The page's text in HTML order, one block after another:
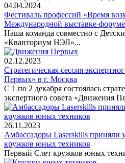
04.04.2024
Фестиваль профессий «Время
Международной выставке-форуме
Наша команда совместно с
«Кванториум НЭЛ»...
02.12.2023
Стратегическая сессия
Первых» в г. Москва
С 1 по 2 декабря состоялась
экспертного совета «Движения
26.11.2023
Амбассадоры Laserskills приняли
кружков юных техников
Первый Слет кружков юных